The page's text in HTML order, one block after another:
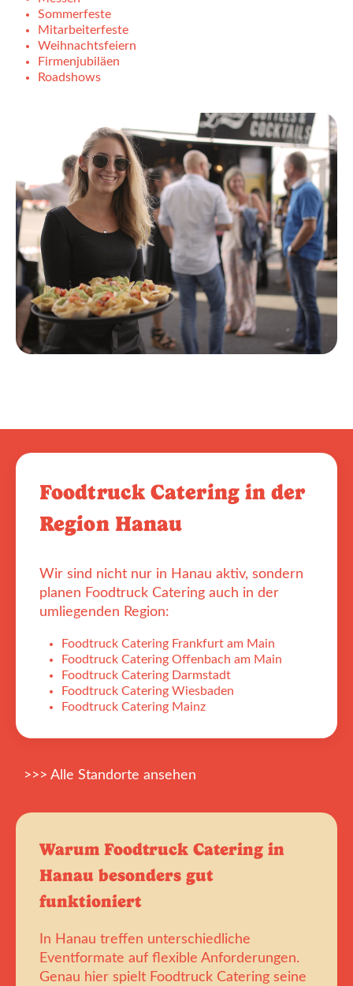
Sommerfeste
Mitarbeiterfeste
Weihnachtsfeiern
Firmenjubiläen
Roadshows
Foodtruck Catering in der
Region Hanau
Wir sind nicht nur in Hanau aktiv, sondern
planen Foodtruck Catering auch in der
umliegenden Region:
Foodtruck Catering Frankfurt am Main
Foodtruck Catering Offenbach am Main
Foodtruck Catering Darmstadt
Foodtruck Catering Wiesbaden
Foodtruck Catering Mainz
>>> Alle Standorte ansehen
Warum Foodtruck Catering in
Hanau besonders gut
funktioniert
In Hanau treffen unterschiedliche
Eventformate auf flexible Anforderungen.
Genau hier spielt Foodtruck Catering seine